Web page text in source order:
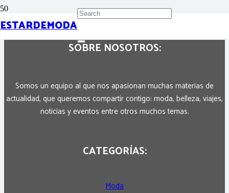
ESTARDEMODA
SOBRE NOSOTROS:
Somos un equipo al que nos apasionan muchas materias de
actualidad, que queremos compartir contigo: moda, belleza, viajes,
noticias y eventos entre otros muchos temas.
CATEGORÍAS:
Moda